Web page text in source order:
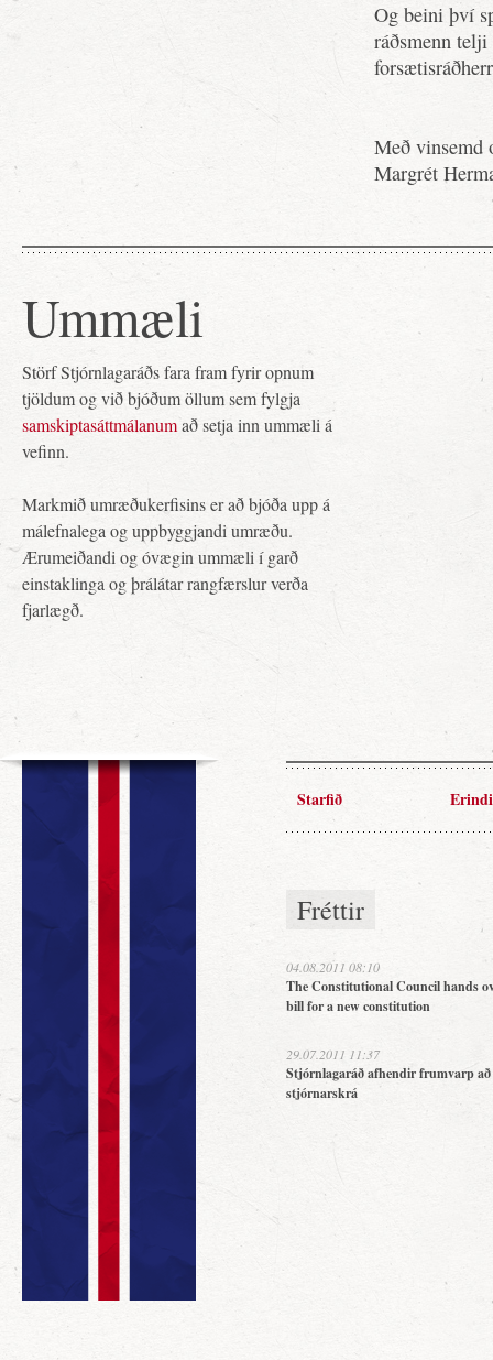
Og beini því
ráðsmenn
Með vinsemd
Margrét
Ummæli
Störf Stjórnlagaráðs fara fram fyrir opnum
tjöldum og við bjóðum öllum sem fylgja
samskiptasáttmálanumað setja inn ummæli á
vefinn.
Markmið umræðukerfisins er að bjóða upp á
málefnalega og uppbyggjandi umræðu.
Ærumeiðandi og óvægin ummæli í garð
einstaklinga og þrálátar rangfærslur verða
fjarlægð.
Starfið Erindi
Fréttir
04.08.2011 08:10
The Constitutional Council hands
bill for a new constitution
29.07.2011 11:37
Stjórnlagaráð afhendir frumvarp
stjórnarskrá